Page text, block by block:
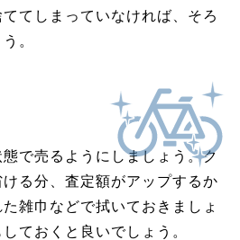
てしまっていなければ、そろ
。
で売るようにしましょう。ク
る分、査定額がアップするか
雑巾などで拭いておきましょ
ておくと良いでしょう。